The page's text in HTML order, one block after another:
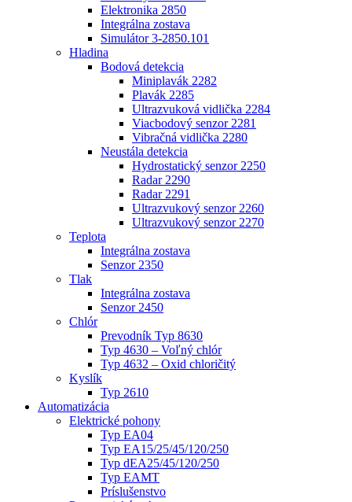
Elektronika 2850
Integrálna zostava
Simulátor 3-2850.101
Hladina
Bodová detekcia
Miniplavák 2282
Plavák 2285
Ultrazvuková vidlička 2284
Viacbodový senzor 2281
Vibračná vidlička 2280
Neustála detekcia
Hydrostatický senzor 2250
Radar 2290
Radar 2291
Ultrazvukový senzor 2260
Ultrazvukový senzor 2270
Teplota
Integrálna zostava
Senzor 2350
Tlak
Integrálna zostava
Senzor 2450
Chlór
Prevodník Typ 8630
Typ 4630 – Voľný chlór
Typ 4632 – Oxid chloričitý
Kyslík
Typ 2610
Automatizácia
Elektrické pohony
Typ EA04
Typ EA15/25/45/120/250
Typ dEA25/45/120/250
Typ EAMT
Príslušenstvo